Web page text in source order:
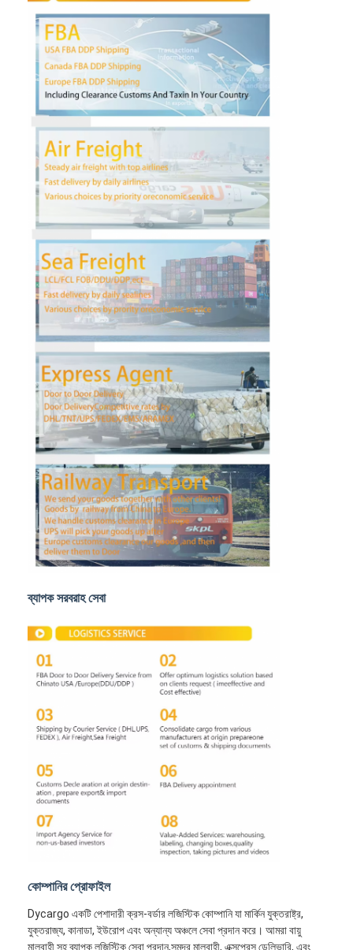
বাড়ি
পণ্য
আমাদের সম্পর্কে
কারখানা ভ্রমণ
মান নিয়ন্ত্রণ
আমাদের সাথে যোগাযোগ করুন
এখন চ্যাট করুন
আন্তর্জাতিক মালবাহী ফরোয়ার্ড
এয়ার ফ্রেট ফরওয়ার্ড
সমুদ্রের মালবাহী
চীন থেকে ডিডিপি শিপিং
রেল মালবাহী
আমাজনে পাঠান
ট্রাক মালবাহী
স্টোরেজ সার্ভিস
ব্যাপক সরবরাহ সেবা
কোম্পানির প্রোফাইল
Dycargo একটি পেশাদারী ক্রস-বর্ডার লজিস্টিক কোম্পানি যা মার্কিন যুক্তরাষ্ট্র,
যুক্তরাজ্য, কানাডা, ইউরোপ এবং অন্যান্য অঞ্চলে সেবা প্রদান করে। আমরা বায়ু
মালবাহী সহ ব্যাপক লজিস্টিক সেবা প্রদান,সমুদ্র মালবাহী, এক্সপ্রেস ডেলিভারি, এবং